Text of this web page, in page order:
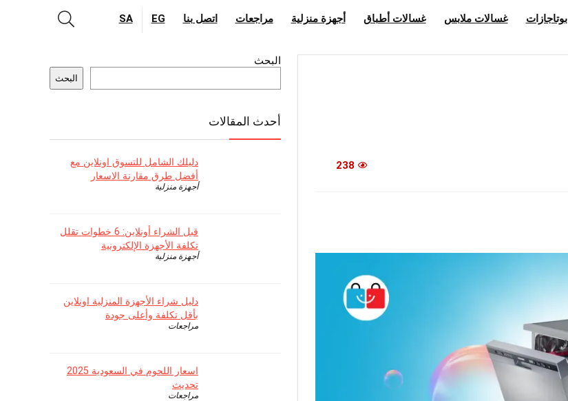
بوتاجازات غسالات ملابس غسالات أطباق أجهزة منزلية مراجعات اتصل بنا EG
SA
238
البحث
البحث
أحدث المقالات
دليلك الشامل للتسوق اونلاين مع
أفضل طرق مقارنة الاسعار
أجهزة منزلية
قبل الشراء أونلاين: 6 خطوات تقلل
تكلفة الأجهزة الإلكترونية
أجهزة منزلية
دليل شراء الأجهزة المنزلية اونلاين
بأقل تكلفة وأعلى جودة
مراجعات
اسعار اللحوم في السعودية 2025
تحديث
مراجعات